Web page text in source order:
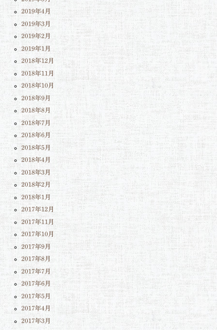
2019年4月
2019年3月
2019年2月
2019年1月
2018年12月
2018年11月
2018年10月
2018年9月
2018年8月
2018年7月
2018年6月
2018年5月
2018年4月
2018年3月
2018年2月
2018年1月
2017年12月
2017年11月
2017年10月
2017年9月
2017年8月
2017年7月
2017年6月
2017年5月
2017年4月
2017年3月